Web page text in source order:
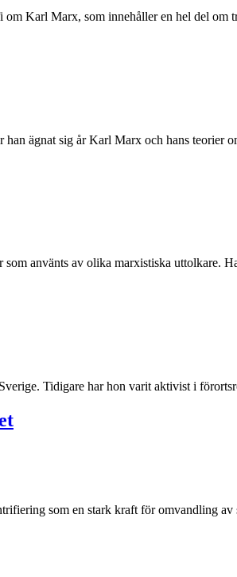
Karl Marx, som innehåller en hel del om
ägnat sig år Karl Marx och hans teorier
använts av olika marxistiska uttolkare.
Tidigare har hon varit aktivist i
som en stark kraft för omvandling av